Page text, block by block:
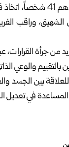
وطلب الباحثون من
وراقب
من جرأة القرارات،
والوعي
بين الجسد
في تعديل